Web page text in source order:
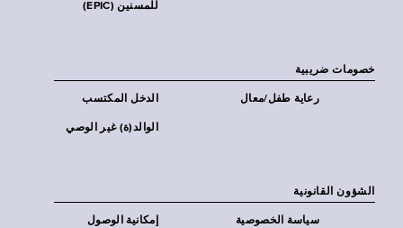
للمسنين (EPIC)
خصومات ضريبية
الدخل المكتسب رعاية طفل/معال
الوالد(ة) غير الوصي
الشؤون القانونية
إمكانية الوصول سياسة الخصوصية